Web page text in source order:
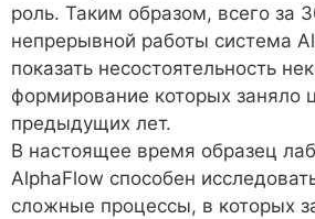
роль. Таким образом, всего за
непрерывной работы система
показать несостоятельность
формирование которых заняло
предыдущих лет.
В настоящее время образец
AlphaFlow способен
сложные процессы, в которых